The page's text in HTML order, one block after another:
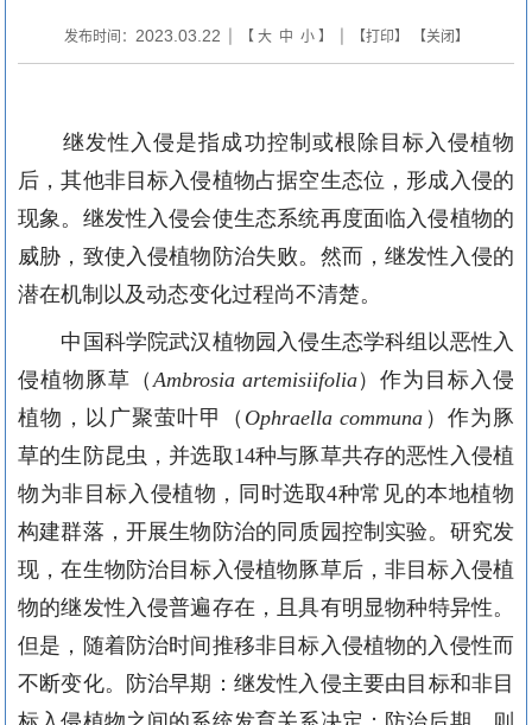
发布时间： 2023.03.22 | 【 大 中 小】 | 【打印】 【关闭】
继发性 入侵是指成功控制或根除目标入侵植物
后，其他非目标入侵植物占据空生态位，形成入侵的
现象。继发性 入侵会使生态系统再度面临入侵植物的
威胁 ， 致使 入侵植物防治失败。然而，继发性 入侵的
潜在机制以及动态变化过程尚不清楚。
中国科学院武汉植物园入侵生态学科组 以恶性 入
侵植物豚草 （ Ambrosia artemisiifolia）作为 目标入侵
植物 ，以广聚萤叶甲 （ Ophraella communa ） 作为豚
草的生防昆虫，并选取14种与豚草共存的恶性入侵植
物为非目标入侵植物 ，同时选取4种常见的本地植物
构建群落，开展生物防治的同质园控制实验。 研究发
现 ，在生物防治目标入侵植物豚草后，非目标入侵植
物的继发性 入侵普遍存在， 且具有明显物种特异性。
但是， 随着防治时间推移非目标入侵植物的入侵性而
不断变化。 防治早期 ： 继发性 入侵主要由目标和非目